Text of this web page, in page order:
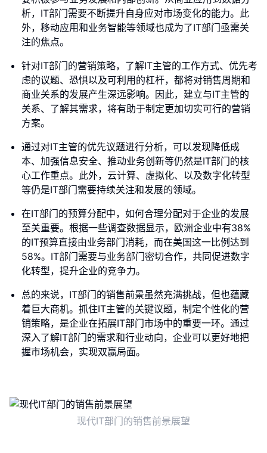
析，IT部门需要不断提升自身应对市场变化的能力。此
外，移动应用和业务智能等领域也成为了IT部门亟需关
注的焦点。
针对IT部门的营销策略，了解IT主管的工作方式、优先考
虑的议题、恐惧以及可利用的杠杆，都将对销售周期和
商业关系的发展产生深远影响。因此，建立与IT主管的
关系、了解其需求，将有助于制定更加切实可行的营销
方案。
通过对IT主管的优先议题进行分析，可以发现降低成
本、加强信息安全、推动业务创新等仍然是IT部门的核
心工作重点。此外，云计算、虚拟化、以及数字化转型
等仍是IT部门需要持续关注和发展的领域。
在IT部门的预算分配中，如何合理分配对于企业的发展
至关重要。根据一些调查数据显示，欧洲企业中有38%
的IT预算直接由业务部门消耗，而在美国这一比例达到
58%。IT部门需要与业务部门密切合作，共同促进数字
化转型，提升企业的竞争力。
总的来说，IT部门的销售前景虽然充满挑战，但也蕴藏
着巨大商机。抓住IT主管的关键议题，制定个性化的营
销策略，是企业在拓展IT部门市场中的重要一环。通过
深入了解IT部门的需求和行业动向，企业可以更好地把
握市场机会，实现双赢局面。
现代IT部门的销售前景展望